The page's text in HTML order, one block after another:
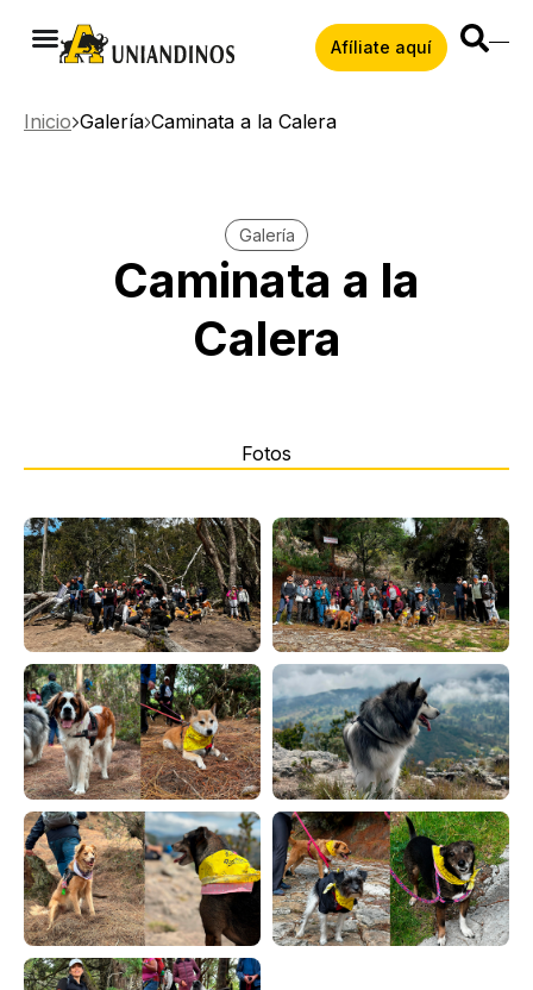
Afíliate aquí
Inicio Galería Caminata a la Calera
Galería
Caminata a la
Calera
Fotos